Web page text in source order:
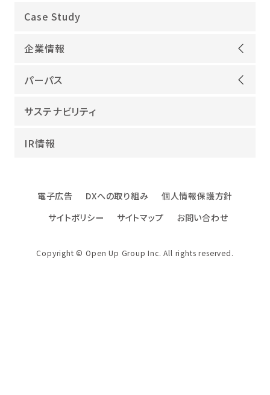
オープンアップグループが選ばれる理由
ITインフラ
IT開発
海外領域
教育・人材紹介
Case Study
企業情報
ごあいさつ
沿革
役員紹介
ファクトブック
パーパス
当社グループのパーパス
幸せな仕事総合研究所
エンジニアインタビュー
サステナビリティ
IR情報
電子広告 DXへの取り組み
個人情報保護方針
サイトポリシー
サイトマップ お問い合わせ
Copyright © Open Up Group Inc. All rights reserved.